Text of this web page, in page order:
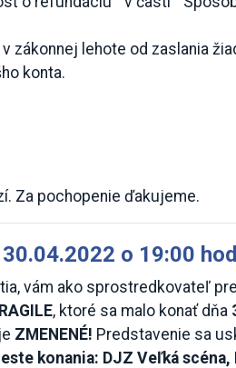
zákonnej lehote od zaslania
konta.
Za pochopenie ďakujeme.
o 19:00
vám ako sprostredkovateľ
, ktoré sa malo konať dňa
ZMENENÉ! Predstavenie sa
konania: DJZ Veľká scéna,